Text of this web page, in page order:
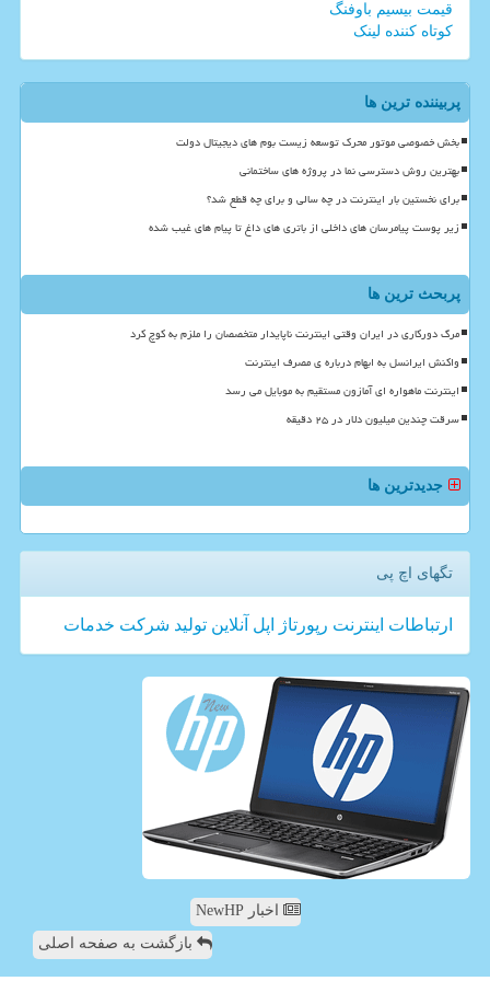
قیمت بیسیم باوفنگ
کوتاه کننده لینک
پربیننده ترین ها
بخش خصوصی موتور محرک توسعه زیست بوم های دیجیتال دولت
بهترین روش دسترسی نما در پروژه های ساختمانی
برای نخستین بار اینترنت در چه سالی و برای چه قطع شد؟
زیر پوست پیامرسان های داخلی از باتری های داغ تا پیام های غیب شده
پربحث ترین ها
مرگ دورکاری در ایران وقتی اینترنت ناپایدار متخصصان را ملزم به کوچ کرد
واکنش ایرانسل به ابهام درباره ی مصرف اینترنت
اینترنت ماهواره ای آمازون مستقیم به موبایل می رسد
سرقت چندین میلیون دلار در ۲۵ دقیقه
جدیدترین ها
تگهای اچ پی
ارتباطات اینترنت رپورتاژ اپل آنلاین تولید شركت خدمات
اخبار NewHP
بازگشت به صفحه اصلی